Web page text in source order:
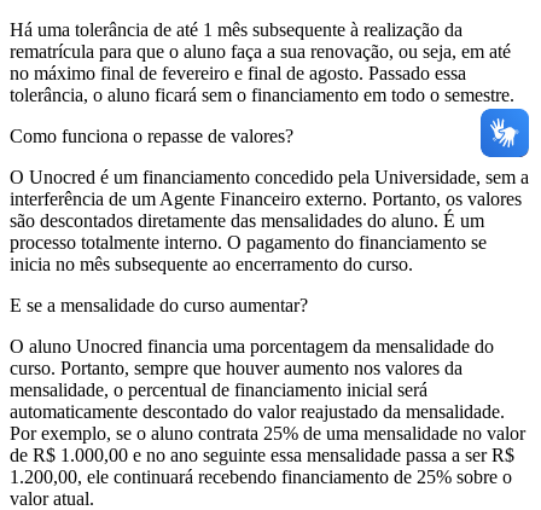
Há uma tolerância de até 1 mês subsequente à realização da
rematrícula para que o aluno faça a sua renovação, ou seja, em até
no máximo final de fevereiro e final de agosto. Passado essa
tolerância, o aluno ficará sem o financiamento em todo o semestre.
Como funciona o repasse de valores?
O Unocred é um financiamento concedido pela Universidade, sem a
interferência de um Agente Financeiro externo. Portanto, os valores
são descontados diretamente das mensalidades do aluno. É um
processo totalmente interno. O pagamento do financiamento se
inicia no mês subsequente ao encerramento do curso.
E se a mensalidade do curso aumentar?
O aluno Unocred financia uma porcentagem da mensalidade do
curso. Portanto, sempre que houver aumento nos valores da
mensalidade, o percentual de financiamento inicial será
automaticamente descontado do valor reajustado da mensalidade.
Por exemplo, se o aluno contrata 25% de uma mensalidade no valor
de R$ 1.000,00 e no ano seguinte essa mensalidade passa a ser R$
1.200,00, ele continuará recebendo financiamento de 25% sobre o
valor atual.